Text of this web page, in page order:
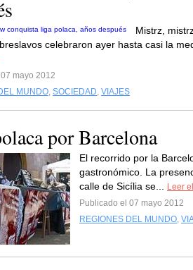
Mistrz,
celebraron ayer hasta casi la
mayo 2012
MUNDO, SOCIEDAD, VIAJES
por Barcelona
El recorrido por la
gastronómico. La
calle de Sicília se...
Leer
Publicado el 07 mayo 2012
REGIONES DEL MUNDO,